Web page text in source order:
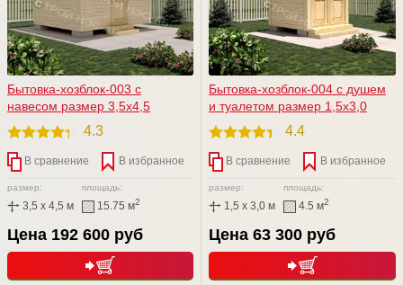
Бытовка-хозблок-003 с
навесом размер 3,5х4,5
4.3
В сравнение В избранное
размер:
3,5 x 4,5 м
площадь:
15.75 м2
Цена 192 600 руб
Бытовка-хозблок-004 с душем
и туалетом размер 1,5х3,0
4.4
В сравнение В избранное
размер:
1,5 x 3,0 м
площадь:
4.5 м2
Цена 63 300 руб